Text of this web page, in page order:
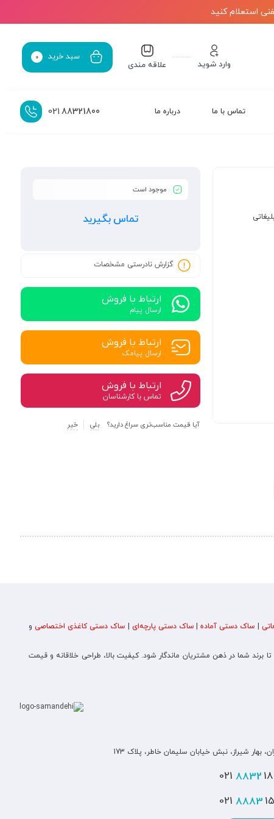
استعلام کنید
وارد شوید علاقه مندی
سبد خرید 0
تماس با ما درباره ما 88321800
021
موجود است
تماس بگیرید
گزارش نادرستی مشخصات
ارتباط با فروش
ارسال پیام
ارتباط با فروش
ارسال پیامک
ارتباط با فروش
تماس با کارشناسان
آیا قیمت مناسب‌تری سراغ دارید؟ بلی خیر
ساک دستی آماده|ساک دستی پارچه‌ای ساک دستی کاغذی اختصاصیو
تا برند شما در ذهن مشتریان ماندگار شود. کیفیت بالا، طراحی خلاقانه و قیمت
بهار شیراز، نبش خیابان سلیمان خاطر، پلاک 173
8832
8883